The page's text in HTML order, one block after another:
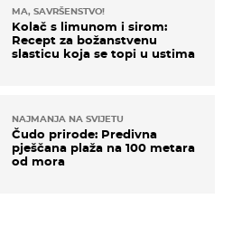
MA, SAVRŠENSTVO!
Kolač s limunom i sirom:
Recept za božanstvenu
slasticu koja se topi u ustima
NAJMANJA NA SVIJETU
Čudo prirode: Predivna
pješčana plaža na 100 metara
od mora